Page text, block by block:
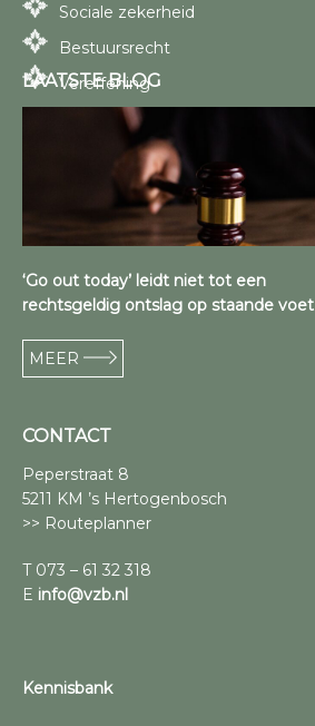
Sociale zekerheid
Bestuursrecht
Vereffening
LAATSTE BLOG
‘Go out today’ leidt niet tot een
rechtsgeldig ontslag op staande voet
MEER
CONTACT
Peperstraat 8
5211 KM ’s Hertogenbosch
>> Routeplanner
T 073 – 61 32 318
E info@vzb.nl
Kennisbank